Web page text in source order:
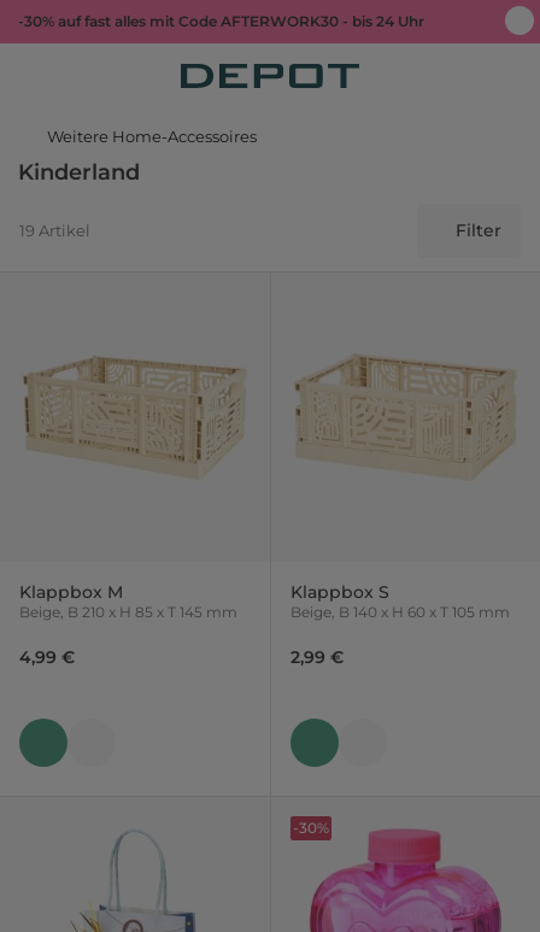
-30% auf fast alles mit Code AFTERWORK30 - bis 24 Uhr
Weitere Home-Accessoires
Kinderland
19 Artikel Filter
Klappbox M
Beige, B 210 x H 85 x T 145 mm
4,99 €
Klappbox S
Beige, B 140 x H 60 x T 105 mm
2,99 €
-30%